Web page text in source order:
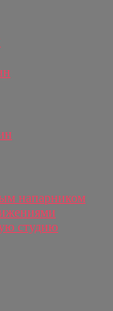
напарником
студию